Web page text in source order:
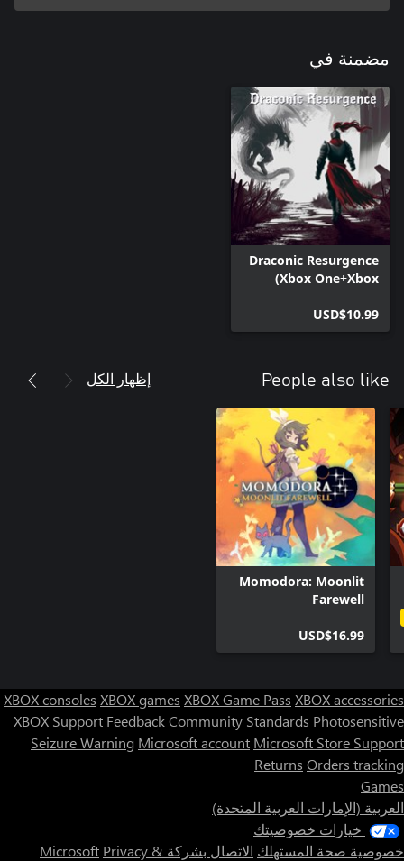
مضمنة في
Draconic Resurgence
(Xbox One+Xbox
USD$10.99
People also like إظهار الكل
Momodora: Moonlit
Farewell
USD$16.99
XBOX consoles XBOX games XBOX Game Pass XBOX accessories
XBOX Support FeedbackCommunity Standards Photosensitive
Seizure Warning Microsoft account Microsoft Store Support
Returns Orders tracking
Games
العربية (الإمارات العربية المتحدة)
خيارات خصوصيتك
خصوصية صحة المستهلك الاتصال بشركة Microsoft Privacy &